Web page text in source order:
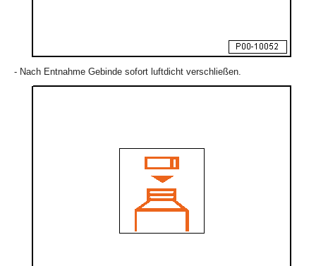
- Nach Entnahme Gebinde sofort luftdicht verschließen.